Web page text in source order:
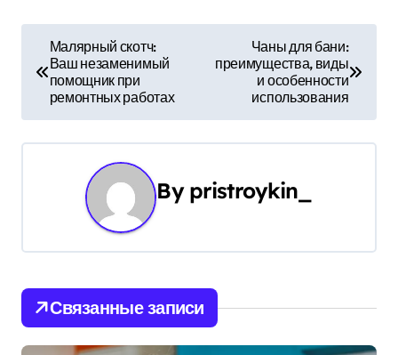
в
и
ц
и
я
Малярный скотч:
Ваш незаменимый
помощник при
ремонтных работах
Чаны для бани:
преимущества, виды
и особенности
использования
By pristroykin_
Связанные записи